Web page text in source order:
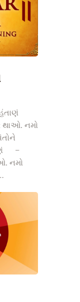
નમો
–
નમો